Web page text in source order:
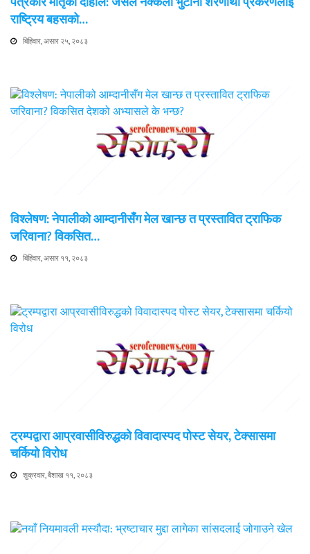
राष्ट्रिय बहसको…
बिहिवार, असार २५, २०८३
विश्लेषण: नेपालीको आम्दानीसँग मेल खान्छ त प्रस्तावित ट्राफिक
जरिवाना? विकसित…
बिहिवार, असार ११, २०८३
ट्रम्पद्वारा आप्रवासीविरुद्धको विवादास्पद पोस्ट सेयर, टेक्सासमा
चर्कियो विरोध
शुक्रवार, बैशाख ११, २०८३